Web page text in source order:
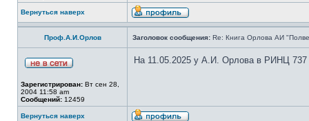
Вернуться наверх
Проф.А.И.Орлов Заголовок сообщения: Re: Книга Орлова АИ
Зарегистрирован: Вт сен 28,
2004 11:58 am
Сообщений: 12459
На 11.05.2025 у А.И. Орлова в РИНЦ 737
Вернуться наверх